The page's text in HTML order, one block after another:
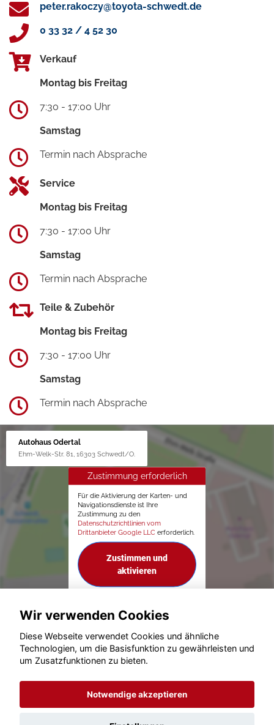
peter.rakoczy@toyota-schwedt.de
0 33 32 / 4 52 30
Verkauf
Montag bis Freitag
7:30 - 17:00 Uhr
Samstag
Termin nach Absprache
Service
Montag bis Freitag
7:30 - 17:00 Uhr
Samstag
Termin nach Absprache
Teile & Zubehör
Montag bis Freitag
7:30 - 17:00 Uhr
Samstag
Termin nach Absprache
Autohaus Odertal
Ehm-Welk-Str. 81, 16303 Schwedt/O.
Zustimmung erforderlich
Für die Aktivierung der Karten- und
Navigationsdienste ist Ihre
Zustimmung zu den
Datenschutzrichtlinien vom
Drittanbieter Google LLC erforderlich.
Zustimmen und
aktivieren
© konjunkturmotor.de GmbH 2020 - 2026
Wir verwenden Cookies
Diese Webseite verwendet Cookies und ähnliche
Technologien, um die Basisfunktion zu gewährleisten und
um Zusatzfunktionen zu bieten.
Notwendige akzeptieren